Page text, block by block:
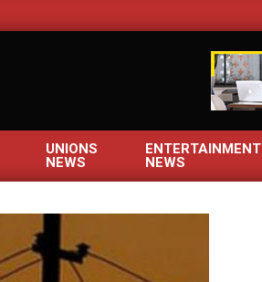
Primary
Menu
UNIONS
NEWS
ENTERTAINMENT
NEWS